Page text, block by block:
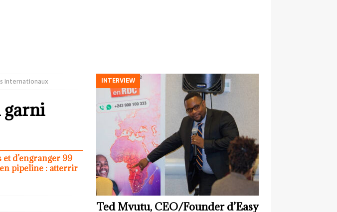
internationaux
garni
d’engranger 99
pipeline : atterrir
INTERVIEW
Ted Mvutu, CEO/Founder d’Easy